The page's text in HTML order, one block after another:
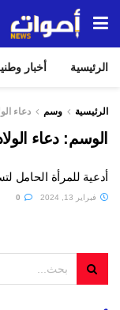
الرئيسية أخبار
الرئيسية وسم دعاء
الوسم:دعاء
أدعية للمرأة الحامل
فبراير 13, 2024